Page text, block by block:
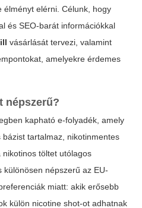
elérni. Célunk, hogy
és SEO-barát információkkal
vásárlását tervezi, valamint
amelyekre érdemes
népszerű?
kapható e-folyadék, amely
tartalmaz, nikotinmentes
töltet utólagos
különösen népszerű az EU-
miatt: akik erősebb
külön nicotine shot-ot adhatnak